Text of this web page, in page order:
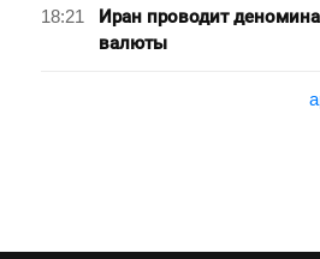
18:21
Иран проводит
валюты